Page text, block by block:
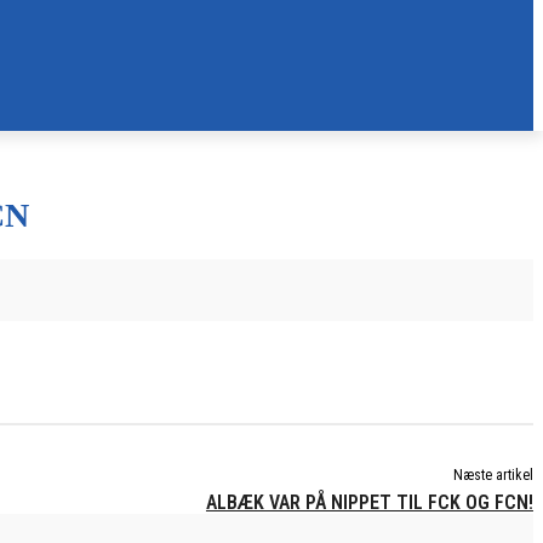
Næste artikel
ALBÆK VAR PÅ NIPPET TIL FCK OG FCN!